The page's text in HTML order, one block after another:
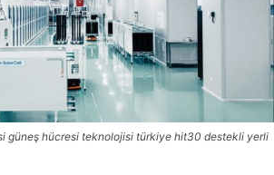
güneş hücresi teknolojisi türkiye hit30 destekli yerli